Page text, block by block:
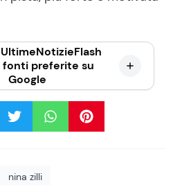
fonti preferite su
Google
nina zilli